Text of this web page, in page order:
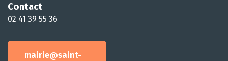
Contact
02 41 39 55 36
mairie@saint-